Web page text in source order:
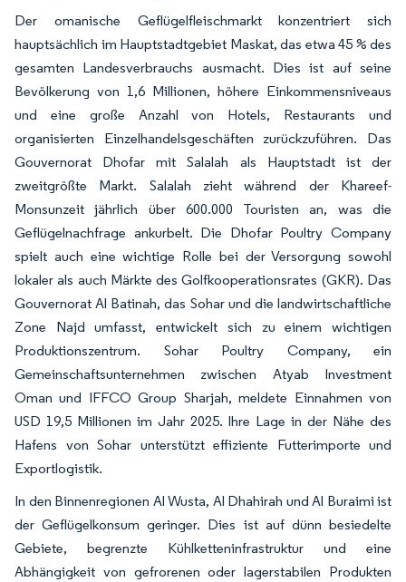
Der omanische Geflügelfleischmarkt konzentriert sich
hauptsächlich im Hauptstadtgebiet Maskat, das etwa 45 % des
gesamten Landesverbrauchs ausmacht. Dies ist auf seine
Bevölkerung von 1,6 Millionen, höhere Einkommensniveaus
und eine große Anzahl von Hotels, Restaurants und
organisierten Einzelhandelsgeschäften zurückzuführen. Das
Gouvernorat Dhofar mit Salalah als Hauptstadt ist der
zweitgrößte Markt. Salalah zieht während der Khareef-
Monsunzeit jährlich über 600.000 Touristen an, was die
Geflügelnachfrage ankurbelt. Die Dhofar Poultry Company
spielt auch eine wichtige Rolle bei der Versorgung sowohl
lokaler als auch Märkte des Golfkooperationsrates (GKR). Das
Gouvernorat Al Batinah, das Sohar und die landwirtschaftliche
Zone Najd umfasst, entwickelt sich zu einem wichtigen
Produktionszentrum. Sohar Poultry Company, ein
Gemeinschaftsunternehmen zwischen Atyab Investment
Oman und IFFCO Group Sharjah, meldete Einnahmen von
USD 19,5 Millionen im Jahr 2025. Ihre Lage in der Nähe des
Hafens von Sohar unterstützt effiziente Futterimporte und
Exportlogistik.
In den Binnenregionen Al Wusta, Al Dhahirah und Al Buraimi ist
der Geflügelkonsum geringer. Dies ist auf dünn besiedelte
Gebiete, begrenzte Kühlketteninfrastruktur und eine
Abhängigkeit von gefrorenen oder lagerstabilen Produkten